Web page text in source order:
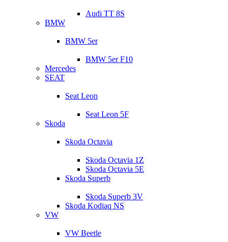
Audi TT 8S
BMW
BMW 5er
BMW 5er F10
Mercedes
SEAT
Seat Leon
Seat Leon 5F
Skoda
Skoda Octavia
Skoda Octavia 1Z
Skoda Octavia 5E
Skoda Superb
Skoda Superb 3V
Skoda Kodiaq NS
VW
VW Beetle